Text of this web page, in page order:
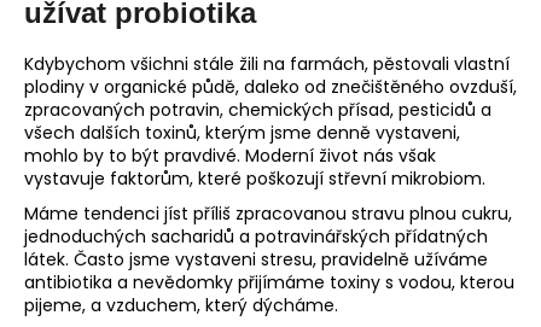
užívat probiotika
Kdybychom všichni stále žili na farmách, pěstovali vlastní
plodiny v organické půdě, daleko od znečištěného ovzduší,
zpracovaných potravin, chemických přísad, pesticidů a
všech dalších toxinů, kterým jsme denně vystaveni,
mohlo by to být pravdivé. Moderní život nás však
vystavuje faktorům, které poškozují střevní mikrobiom.
Máme tendenci jíst příliš zpracovanou stravu plnou cukru,
jednoduchých sacharidů a potravinářských přídatných
látek. Často jsme vystaveni stresu, pravidelně užíváme
antibiotika a nevědomky přijímáme toxiny s vodou, kterou
pijeme, a vzduchem, který dýcháme.